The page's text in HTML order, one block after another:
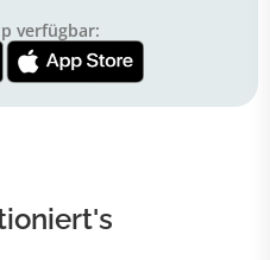
verfügbar: